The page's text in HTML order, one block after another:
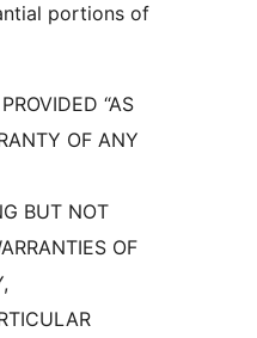
portions of
“AS
OF ANY
BUT NOT
OF